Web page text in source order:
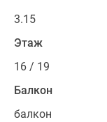
3.15
Этаж
16 / 19
Балкон
балкон